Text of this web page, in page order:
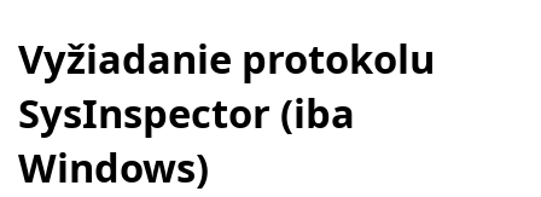
Vyžiadanie protokolu
SysInspector (iba
Windows)